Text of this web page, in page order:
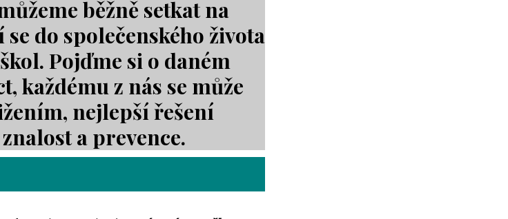
běžně setkat na
do společenského života
Pojďme si o daném
každému z nás se může
nejlepší řešení
a prevence.